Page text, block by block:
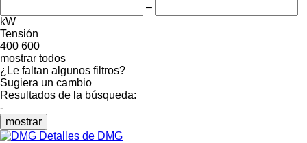
–
kW
Tensión
400 600
mostrar todos
¿Le faltan algunos filtros?
Sugiera un cambio
Resultados de la búsqueda:
-
mostrar
Detalles de DMG